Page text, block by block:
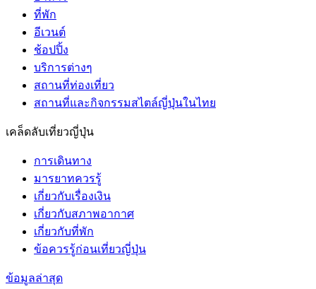
ที่พัก
อีเวนต์
ช้อปปิ้ง
บริการต่างๆ
สถานที่ท่องเที่ยว
สถานที่และกิจกรรมสไตล์ญี่ปุ่นในไทย
เคล็ดลับเที่ยวญี่ปุ่น
การเดินทาง
มารยาทควรรู้
เกี่ยวกับเรื่องเงิน
เกี่ยวกับสภาพอากาศ
เกี่ยวกับที่พัก
ข้อควรรู้ก่อนเที่ยวญี่ปุ่น
ข้อมูลล่าสุด